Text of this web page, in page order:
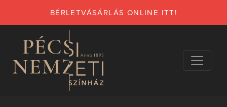
BÉRLETVÁSÁRLÁS ONLINE ITT!